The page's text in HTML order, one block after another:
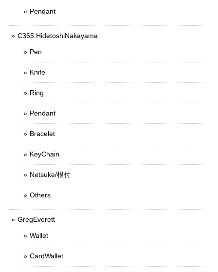
Pendant
C365 HidetoshiNakayama
Pen
Knife
Ring
Pendant
Bracelet
KeyChain
Netsuke/根付
Others
GregEverett
Wallet
CardWallet